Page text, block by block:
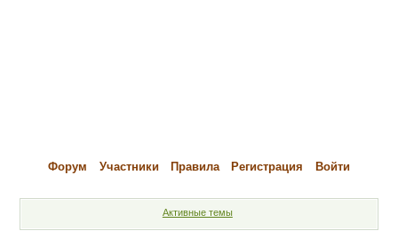
Форум Участники Правила Регистрация Войти
Активные темы